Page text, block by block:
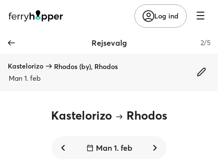
Log ind
Rejsevalg 2/5
Kastelorizo
Rhodos (by), Rhodos
Man 1. feb
Kastelorizo Rhodos
Man 1. feb